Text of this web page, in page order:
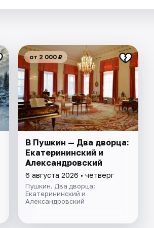
от 2 000 ₽
В Пушкин — Два дворца:
Екатерининский и
Александровский
6 августа 2026 • четверг
Пушкин. Два дворца:
Екатерининский и
Александровский